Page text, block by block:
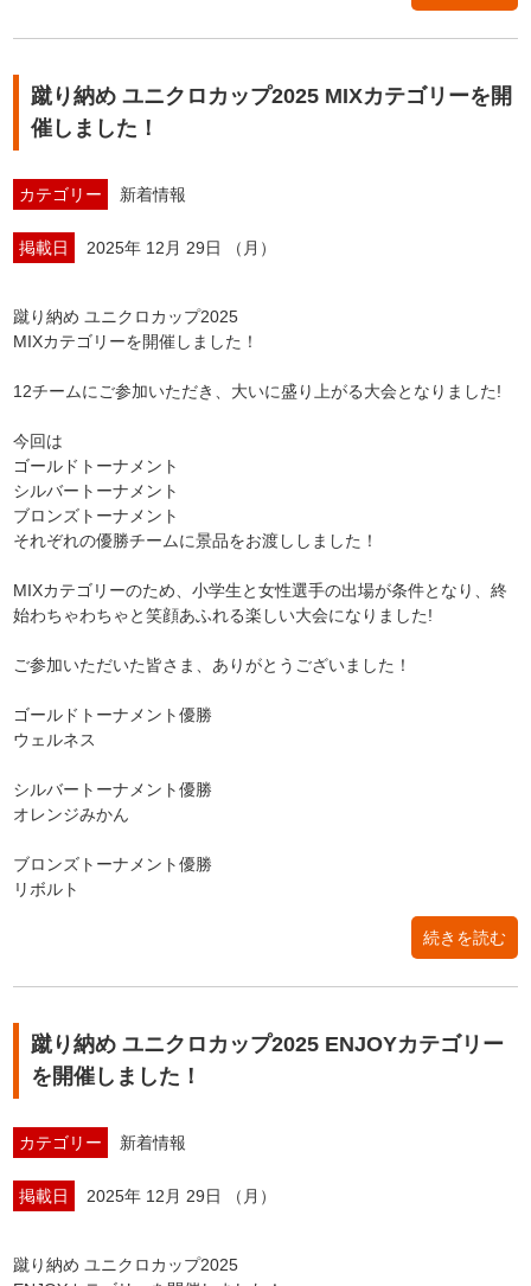
蹴り納め ユニクロカップ2025 MIXカテゴリーを開
催しました！
カテゴリー 新着情報
掲載日 2025年 12月 29日 （月）
蹴り納め ユニクロカップ2025
MIXカテゴリーを開催しました！
12チームにご参加いただき、大いに盛り上がる大会となりました!
今回は
ゴールドトーナメント
シルバートーナメント
ブロンズトーナメント
それぞれの優勝チームに景品をお渡ししました！
MIXカテゴリーのため、小学生と女性選手の出場が条件となり、終
始わちゃわちゃと笑顔あふれる楽しい大会になりました!
ご参加いただいた皆さま、ありがとうございました！
ゴールドトーナメント優勝
ウェルネス
シルバートーナメント優勝
オレンジみかん
ブロンズトーナメント優勝
リボルト
続きを読む
蹴り納め ユニクロカップ2025 ENJOYカテゴリー
を開催しました！
カテゴリー 新着情報
掲載日 2025年 12月 29日 （月）
蹴り納め ユニクロカップ2025